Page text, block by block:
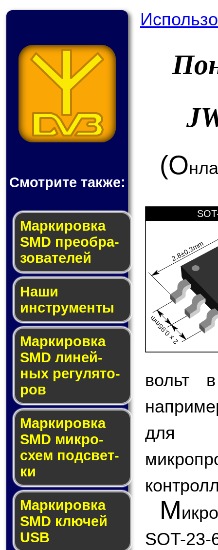
Смотрите также:
Мар­ки­ров­ка
SMD пре­об­ра­
зо­ва­те­лей
Наши
инструменты
Маркировка
SMD ли­ней­
ных ре­гу­ля­то­
ров
Маркировка
SMD мик­ро­
схем под­свет­
ки
Маркировка
SMD клю­чей
USB
(О
2.8±0.3mm
2 x 0.95mm
вольт
для
М
SOT-23-